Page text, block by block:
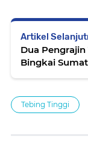
Artikel
Dua
Bingkai
Tebing Tinggi